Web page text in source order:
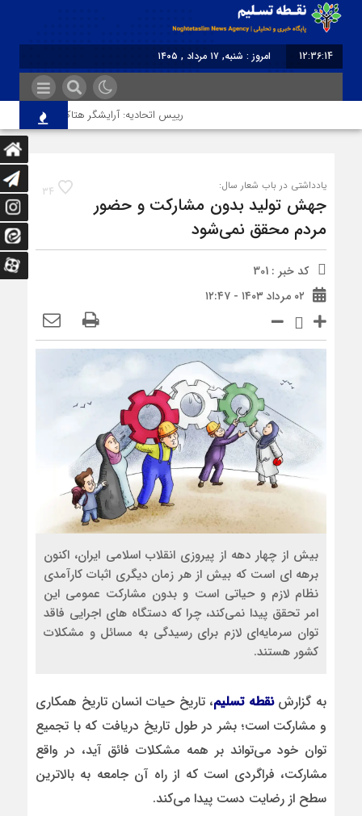
12:36:14
امروز : شنبه, ۱۷ مرداد , ۱۴۰۵
رییس اتحادیه: آرایشگر هتاک در قزوین عضو
34 یادداشتی در باب شعار سال:
جهش تولید بدون مشارکت و حضور
مردم محقق نمی‌شود
کد خبر : 301
۰۲ مرداد ۱۴۰۳ - ۱۲:۴۷
بیش از چهار دهه از پیروزی انقلاب اسلامی ایران، اکنون
برهه ای است که بیش از هر زمان دیگری اثبات کارآمدی
نظام لازم و حیاتی است و بدون مشارکت عمومی این
امر تحقق پیدا نمی‌کند، چرا که دستگاه های اجرایی فاقد
توان سرمایه‌ای لازم برای رسیدگی به مسائل و مشکلات
کشور هستند.
به گزارشنقطه تسلیم، تاریخ حیات انسان تاریخ همکاری
و مشارکت است؛ بشر در طول تاریخ دریافت که با تجمیع
توان خود می‌تواند بر همه مشکلات فائق آید، در واقع
مشارکت، فراگردی است که از راه آن جامعه به بالاترین
سطح از رضایت دست پیدا می‌کند.